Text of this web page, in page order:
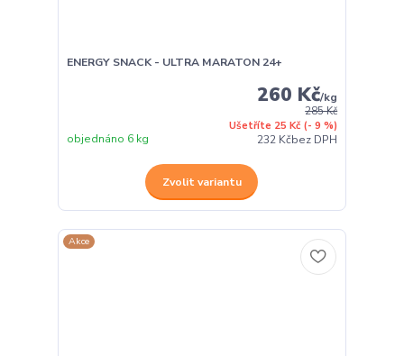
ENERGY SNACK - ULTRA MARATON 24+
285 Kč
Ušetříte 25 Kč (- 9 %)
260 Kč/kg
232 Kčbez DPH
objednáno 6 kg
Zvolit variantu
Akce